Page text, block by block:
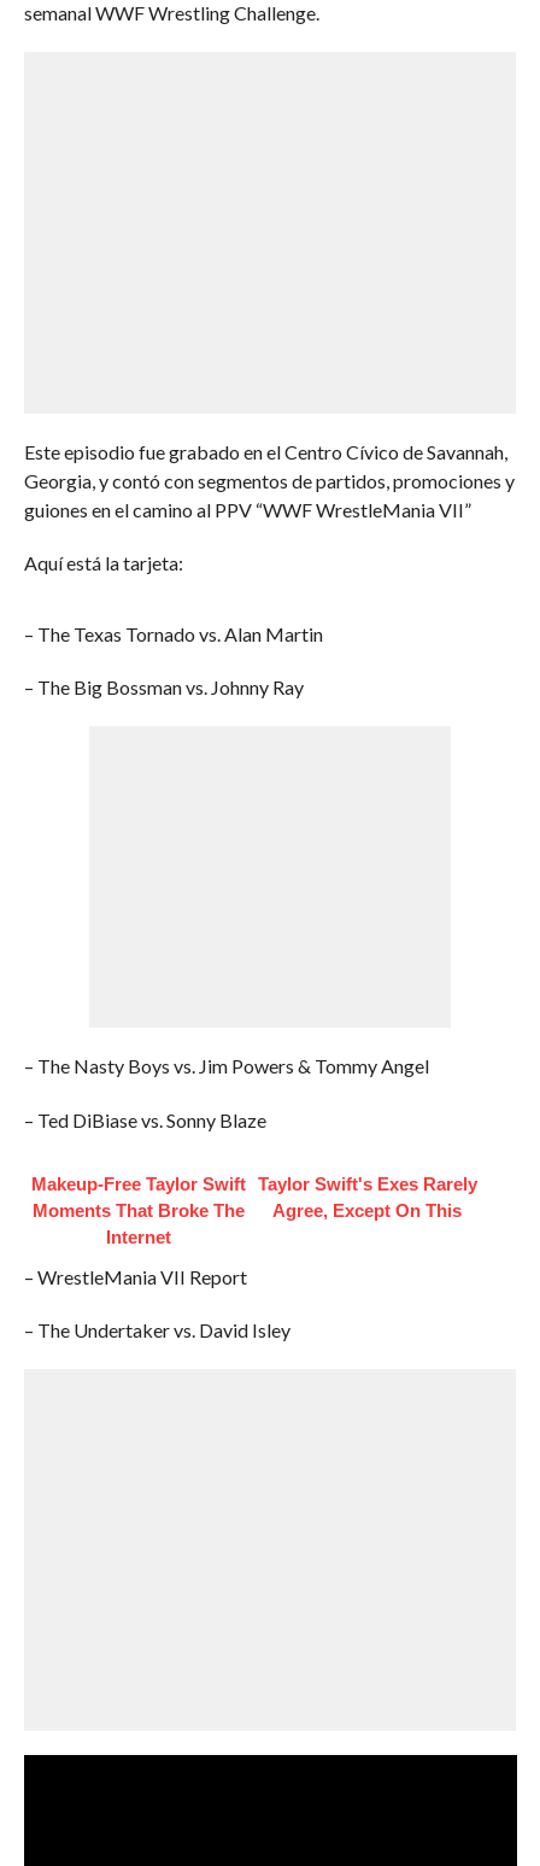
semanal WWF Wrestling Challenge.
Este episodio fue grabado en el Centro Cívico de Savannah,
Georgia, y contó con segmentos de partidos, promociones y
guiones en el camino al PPV “WWF WrestleMania VII”
Aquí está la tarjeta:
– The Texas Tornado vs. Alan Martin
– The Big Bossman vs. Johnny Ray
– The Nasty Boys vs. Jim Powers & Tommy Angel
– Ted DiBiase vs. Sonny Blaze
Makeup‑Free Taylor Swift
Moments That Broke The
Internet
Taylor Swift's Exes Rarely
Agree, Except On This
– WrestleMania VII Report
– The Undertaker vs. David Isley